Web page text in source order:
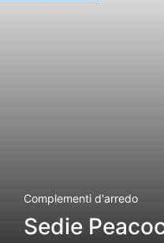
Complementi d'arredo
Sedie